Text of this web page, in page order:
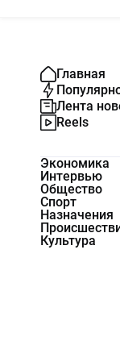
Главная
Лента
Reels
Экономика
Интервью
Общество
Спорт
Назначения
Культура